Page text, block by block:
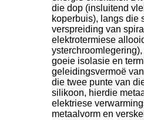
die dop (insluitend
koperbuis), langs die
verspreiding van
elektrotermiese
goeie isolasie en
geleidingsvermoë
die twee punte van
silikoon, hierdie
elektriese
metaalvorm en